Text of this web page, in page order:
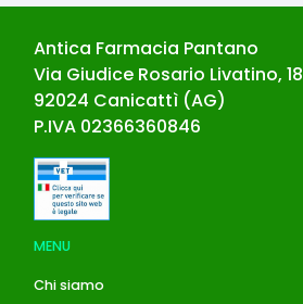
Antica Farmacia Pantano
Via Giudice Rosario Livatino, 18
92024 Canicattì (AG)
P.IVA 02366360846
MENU
Chi siamo